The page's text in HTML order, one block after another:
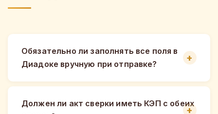
Обязательно ли заполнять все поля в
Диадоке вручную при отправке?
Должен ли акт сверки иметь КЭП с обеих